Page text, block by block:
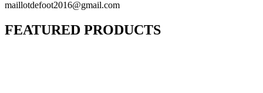
maillotdefoot2016@gmail.com
FEATURED PRODUCTS